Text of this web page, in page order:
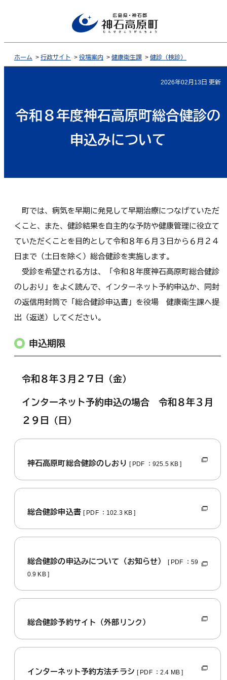
ホーム > 行政サイト > 役場案内 > 健康衛生課 > 健診（検診）
2026年02月13日 更新
令和８年度神石高原町総合健診の
申込みについて
町では、病気を早期に発見して早期治療につなげていただ
くこと、また、健診結果を自主的な予防や健康管理に役立て
ていただくことを目的として令和８年６月３日から６月２４
日まで（土日を除く）総合健診を実施します。
受診を希望される方は、「令和８年度神石高原町総合健診
のしおり」をよく読んで、インターネット予約申込か、同封
の返信用封筒で「総合健診申込書」を役場 健康衛生課へ提
出（返送）してください。
申込期限
令和８年３月２７日（金）
インターネット予約申込の場合 令和８年３月
２９日（日）
神石高原町総合健診のしおり [ PDF ：925.5 KB ]
総合健診申込書 [ PDF ：102.3 KB ]
総合健診の申込みについて（お知らせ）
[ PDF ：59
0.9 KB ]
総合健診予約サイト（外部リンク）
インターネット予約方法チラシ [ PDF ：2.4 MB ]